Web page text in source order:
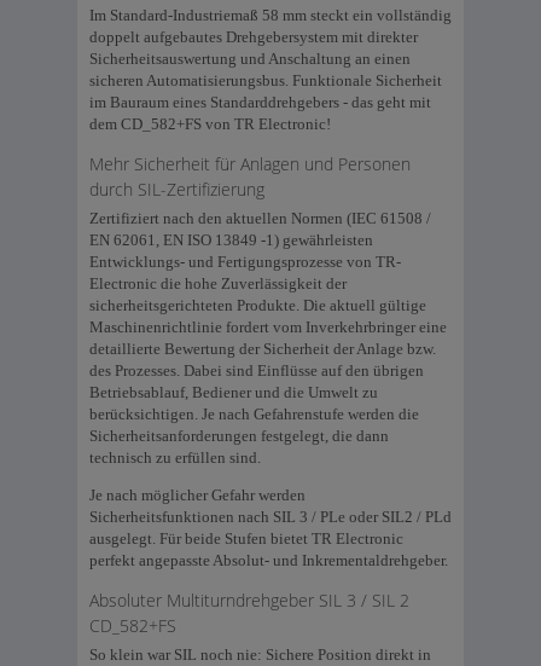
Im Standard-Industriemaß 58 mm steckt ein vollständig
doppelt aufgebautes Drehgebersystem mit direkter
Sicherheitsauswertung und Anschaltung an einen
sicheren Automatisierungsbus. Funktionale Sicherheit
im Bauraum eines Standarddrehgebers - das geht mit
dem CD_582+FS von TR Electronic!
Mehr Sicherheit für Anlagen und Personen
durch SIL-Zertifizierung
Zertifiziert nach den aktuellen Normen (IEC 61508 /
EN 62061, EN ISO 13849 -1) gewährleisten
Entwicklungs- und Fertigungsprozesse von TR-
Electronic die hohe Zuverlässigkeit der
sicherheitsgerichteten Produkte. Die aktuell gültige
Maschinenrichtlinie fordert vom Inverkehrbringer eine
detaillierte Bewertung der Sicherheit der Anlage bzw.
des Prozesses. Dabei sind Einflüsse auf den übrigen
Betriebsablauf, Bediener und die Umwelt zu
berücksichtigen. Je nach Gefahrenstufe werden die
Sicherheitsanforderungen festgelegt, die dann
technisch zu erfüllen sind.
Je nach möglicher Gefahr werden
Sicherheitsfunktionen nach SIL 3 / PLe oder SIL2 / PLd
ausgelegt. Für beide Stufen bietet TR Electronic
perfekt angepasste Absolut- und Inkrementaldrehgeber.
Absoluter Multiturndrehgeber SIL 3 / SIL 2
CD_582+FS
So klein war SIL noch nie: Sichere Position direkt in